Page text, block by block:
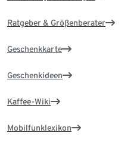
Ratgeber & Größenberater
Geschenkkarte
Geschenkideen
Kaffee-Wiki
Mobilfunklexikon